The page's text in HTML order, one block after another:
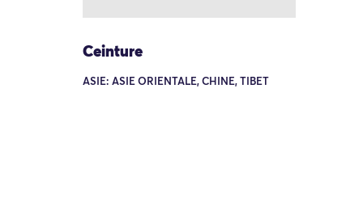
Ceinture
ASIE: ASIE ORIENTALE, CHINE, TIBET